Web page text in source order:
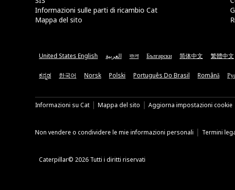
Informazioni sulle parti di ricambio Cat
Mappa del sito
United States English العربية বাংলা Български 简体中文 繁體中文
ಕನ್ನಡ 한국어 Norsk Polski Português Do Brasil Română
Informazioni su Cat Mappa del sito Aggiorna impostazioni cookie
Non vendere o condividere le mie informazioni personali Termini
Caterpillar© 2026 Tutti i diritti riservati